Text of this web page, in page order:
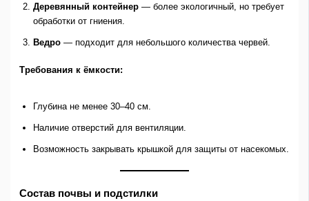
Деревянный контейнер— более экологичный, но требует
обработки от гниения.
Ведро— подходит для небольшого количества червей.
Требования к ёмкости:
Глубина не менее 30–40 см.
Наличие отверстий для вентиляции.
Возможность закрывать крышкой для защиты от насекомых.
Состав почвы и подстилки